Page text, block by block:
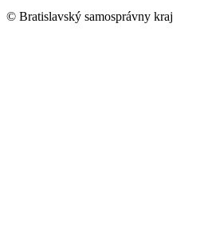
© Bratislavský samosprávny kraj